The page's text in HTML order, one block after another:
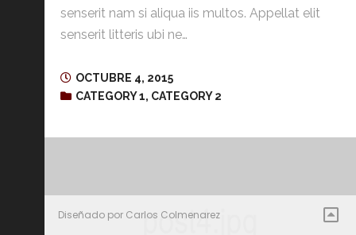
senserit nam si aliqua iis multos. Appellat elit
senserit litteris ubi ne…
OCTUBRE 4, 2015
CATEGORY 1, CATEGORY 2
Diseñado por Carlos Colmenarez